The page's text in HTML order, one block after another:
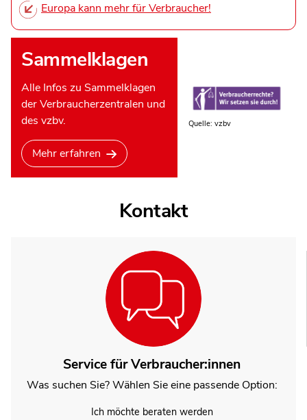
Europa kann mehr für Verbraucher!
Sammelklagen
Alle Infos zu Sammelklagen
der Verbraucherzentralen und
des vzbv.
Mehr erfahren
Quelle: vzbv
Kontakt
Service für Verbraucher:innen
Was suchen Sie? Wählen Sie eine passende Option:
Ich möchte beraten werden